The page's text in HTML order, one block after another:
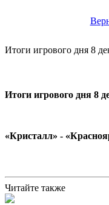
Итоги игрового дня 8
Итоги игрового дня 8
«Кристалл» -
Читайте также